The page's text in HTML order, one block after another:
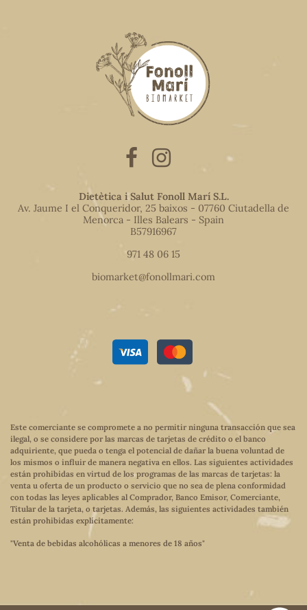
Dietètica i Salut Fonoll Marí S.L.
Av. Jaume I el Conqueridor, 25 baixos - 07760 Ciutadella de
Menorca - Illes Balears - Spain
B57916967
971 48 06 15
biomarket@fonollmari.com
Este comerciante se compromete a no permitir ninguna transacción que sea
ilegal, o se considere por las marcas de tarjetas de crédito o el banco
adquiriente, que pueda o tenga el potencial de dañar la buena voluntad de
los mismos o influir de manera negativa en ellos. Las siguientes actividades
están prohibidas en virtud de los programas de las marcas de tarjetas: la
venta u oferta de un producto o servicio que no sea de plena conformidad
con todas las leyes aplicables al Comprador, Banco Emisor, Comerciante,
Titular de la tarjeta, o tarjetas. Además, las siguientes actividades también
están prohibidas explícitamente:
"Venta de bebidas alcohólicas a menores de 18 años"